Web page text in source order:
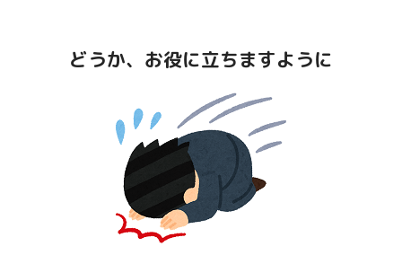
どうか、お役に立ちますように